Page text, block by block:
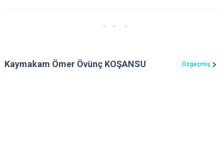
Kaymakam Ömer Övünç KOŞANSU Özgeçmiş